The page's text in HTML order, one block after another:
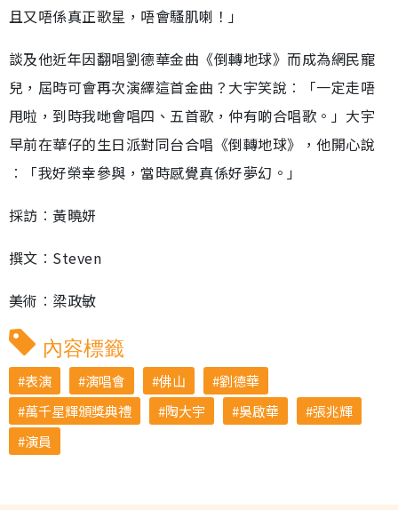
且又唔係真正歌星，唔會騷肌喇！」
談及他近年因翻唱劉德華金曲《倒轉地球》而成為網民寵
兒，屆時可會再次演繹這首金曲？大宇笑說︰「一定走唔
甩啦，到時我哋會唱四、五首歌，仲有啲合唱歌。」大宇
早前在華仔的生日派對同台合唱《倒轉地球》，他開心說
︰「我好榮幸參與，當時感覺真係好夢幻。」
採訪︰黃曉妍
撰文︰Steven
美術︰梁政敏
內容標籤
表演 演唱會 佛山
劉德華
萬千星輝頒獎典禮
陶大宇 吳啟華
張兆輝
演員